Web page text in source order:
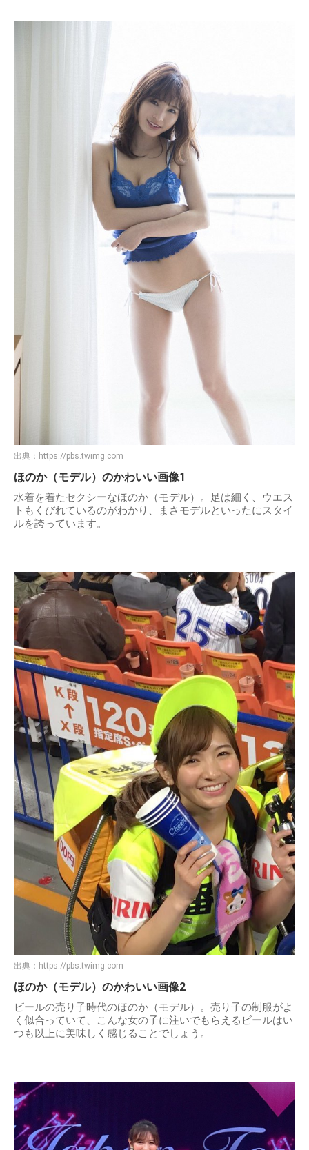
出典： https://pbs.twimg.com
ほのか（モデル）のかわいい画像1
水着を着たセクシーなほのか（モデル）。足は細く、ウエス
トもくびれているのがわかり、まさモデルといったにスタイ
ルを誇っています。
出典： https://pbs.twimg.com
ほのか（モデル）のかわいい画像2
ビールの売り子時代のほのか（モデル）。売り子の制服がよ
く似合っていて、こんな女の子に注いでもらえるビールはい
つも以上に美味しく感じることでしょう。